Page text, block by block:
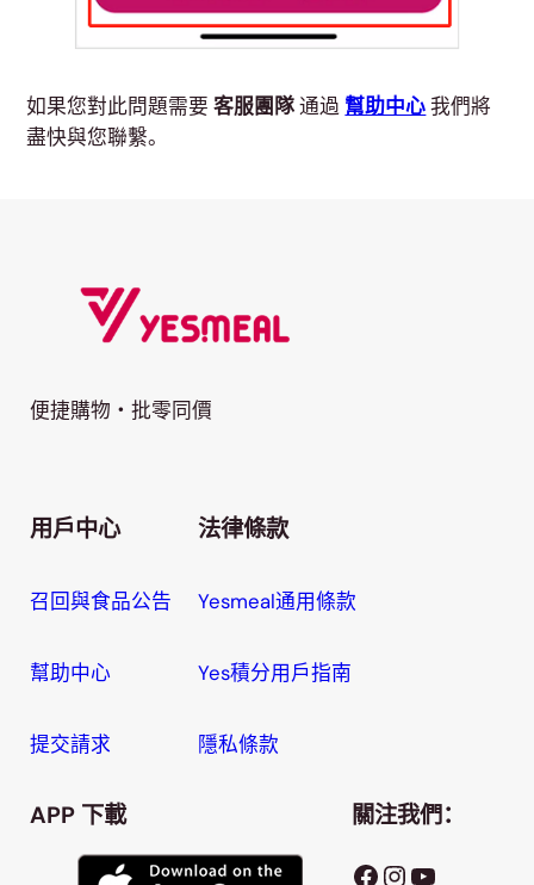
如果您對此問題需要客服團隊通過 幫助中心我們將
盡快與您聯繫。
便捷購物・批零同價
用戶中心
召回與食品公告
幫助中心
提交請求
法律條款
Yesmeal通用條款
Yes積分用戶指南
隱私條款
APP 下載 關注我們：
Facebook
Instagram
YouTube